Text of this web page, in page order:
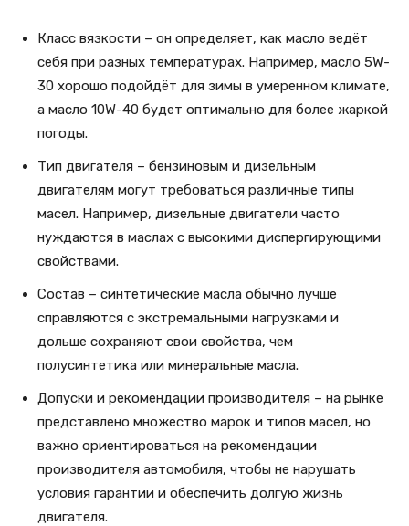
Класс вязкости – он определяет, как масло ведёт
себя при разных температурах. Например, масло 5W-
30 хорошо подойдёт для зимы в умеренном климате,
а масло 10W-40 будет оптимально для более жаркой
погоды.
Тип двигателя – бензиновым и дизельным
двигателям могут требоваться различные типы
масел. Например, дизельные двигатели часто
нуждаются в маслах с высокими диспергирующими
свойствами.
Состав – синтетические масла обычно лучше
справляются с экстремальными нагрузками и
дольше сохраняют свои свойства, чем
полусинтетика или минеральные масла.
Допуски и рекомендации производителя – на рынке
представлено множество марок и типов масел, но
важно ориентироваться на рекомендации
производителя автомобиля, чтобы не нарушать
условия гарантии и обеспечить долгую жизнь
двигателя.